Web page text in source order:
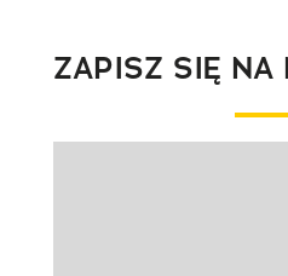
ZAPISZ SIĘ NA